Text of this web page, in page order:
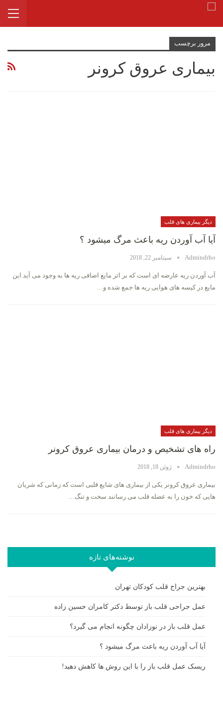
مرور برچسب
بیماری عروق کرونر
دیگر بیماری های قلب
آیا آب آوردن ریه باعث مرگ میشود ؟
Admindrho سپتامبر 22, 2018
آب آوردن ریه عارضه ای است که بر اثر مایع اضافی ریه ها به وجود می آید.این
مایع در کیسه های هوایی ریه ها جمع شده و…
دیگر بیماری های قلب
راه های تشخیص و درمان بیماری عروق کرونر
Admindrho ژوئن 18, 2018
بیماری عروق کرونر یکی از بیماری های شایع قلبی است که زمانی که شریان
هایی که خون را به عضله قلب می رسانند سخت و تنگ…
نوشته‌های تازه
بهترین جراح قلب کودکان تهران
عمل جراحی قلب باز توسط دکتر کامران حسین زاده
عمل قلب باز در نوزادان چگونه انجام می گیرد؟
آیا آب آوردن ریه باعث مرگ میشود ؟
ریسک عمل قلب باز را با این روش ها کاهش دهید!